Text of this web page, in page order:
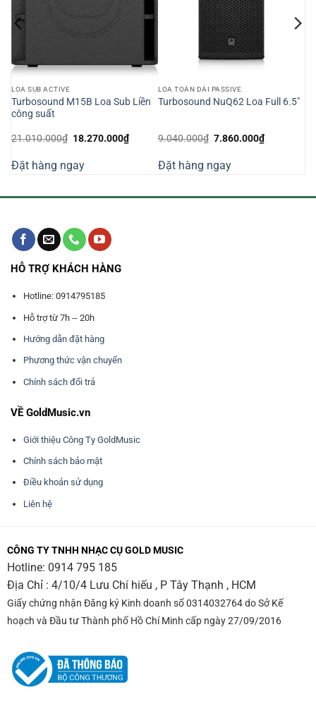
LOA SUB ACTIVE
Turbosound M15B Loa Sub Liền
công suất
21.010.000₫ Giá
21.010.000₫.
18.270.000₫Giá
hiện
18.270.000₫.
Đặt hàng ngay
LOA TOÀN DẢI PASSIVE
Turbosound NuQ62 Loa Full 6.5″
9.040.000₫ Giá
9.040.000₫.
7.860.000₫Giá
hiện
Đặt hàng ngay
HỖ TRỢ KHÁCH HÀNG
Hotline: 0914795185
Hỗ trợ từ 7h -- 20h
Hướng dẫn đặt hàng
Phương thức vận chuyển
Chính sách đổi trả
VỀ GoldMusic.vn
Giới thiệu Công Ty GoldMusic
Chính sách bảo mật
Điều khoản sử dụng
Liên hệ
CÔNG TY TNHH NHẠC CỤ GOLD MUSIC
Hotline: 0914 795 185
Địa Chỉ : 4/10/4 Lưu Chí hiếu , P Tây Thạnh , HCM
Giấy chứng nhận Đăng ký Kinh doanh số 0314032764 do Sở Kế
hoạch và Đầu tư Thành phố Hồ Chí Minh cấp ngày 27/09/2016